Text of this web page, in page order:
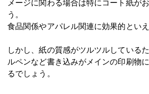
メージに関わる場合は特にコート紙が
う。
食品関係やアパレル関連に効果的といえ
しかし、紙の質感がツルツルしている
ルペンなど書き込みがメインの印刷物
るでしょう。